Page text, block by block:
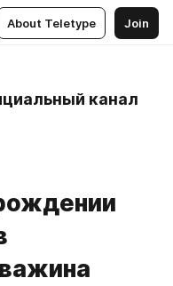
About Teletype Join
канал